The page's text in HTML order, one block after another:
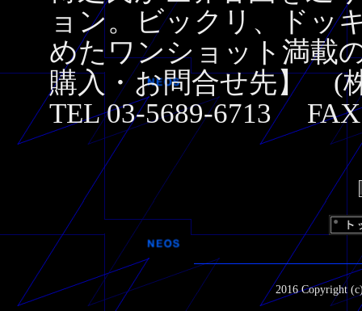
ョン。ビックリ、ドッ
めたワンショット満載
購入・お問合せ先】 (
TEL 03-5689-6713 FAX
2016 Copyright